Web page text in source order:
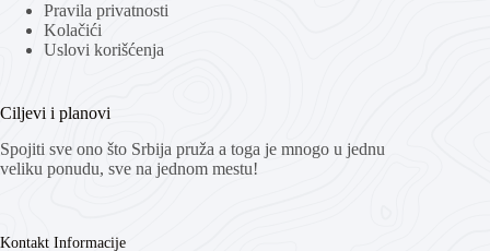
Pravila privatnosti
Kolačići
Uslovi korišćenja
Ciljevi i planovi
Spojiti sve ono što Srbija pruža a toga je mnogo u jednu
veliku ponudu, sve na jednom mestu!
Kontakt Informacije